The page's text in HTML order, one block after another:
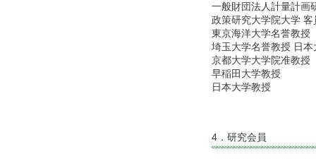
一般財団法人計量計画
政策研究大学院大学 客
東京海洋大学名誉教授
埼玉大学名誉教授 日
京都大学大学院准教授
早稲田大学教授
日本大学教授
4．研究会員